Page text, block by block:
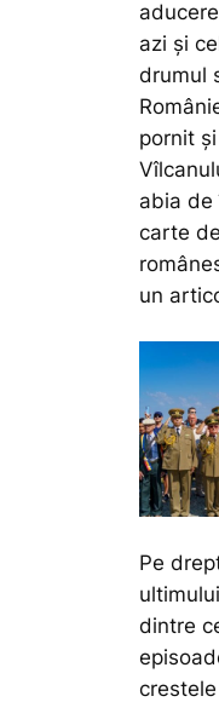
azi și
drumul
pornit
abia de
carte
un
Pe
dintre